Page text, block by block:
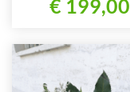
€ 199,00